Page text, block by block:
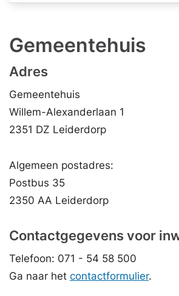
Gemeentehuis
Adres
Gemeentehuis
Willem-Alexanderlaan 1
2351 DZ Leiderdorp
Algemeen postadres:
Postbus 35
2350 AA Leiderdorp
Contactgegevens voor
Telefoon: 071 - 54 58 500
Ga naar het contactformulier.